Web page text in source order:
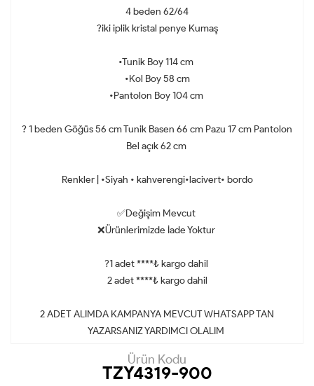
4 beden 62/64
?iki iplik kristal penye Kumaş
•Tunik Boy 114 cm
•Kol Boy 58 cm
•Pantolon Boy 104 cm
? 1 beden Göğüs 56 cm Tunik Basen 66 cm Pazu 17 cm Pantolon
Bel açık 62 cm
Renkler | •Siyah • kahverengi•lacivert• bordo
✅Değişim Mevcut
❌Ürünlerimizde İade Yoktur
?1 adet ****₺ kargo dahil
2 adet ****₺ kargo dahil
2 ADET ALIMDA KAMPANYA MEVCUT WHATSAPP TAN
YAZARSANIZ YARDIMCI OLALIM
Ürün Kodu
TZY4319-900